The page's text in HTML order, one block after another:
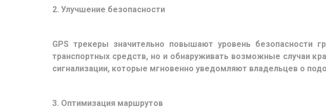
2. Улучшение безопасности
GPS трекеры значительно повышают уровень безопасности
транспортных средств, но и обнаруживать возможные случаи
сигнализации, которые мгновенно уведомляют владельцев о
3. Оптимизация маршрутов